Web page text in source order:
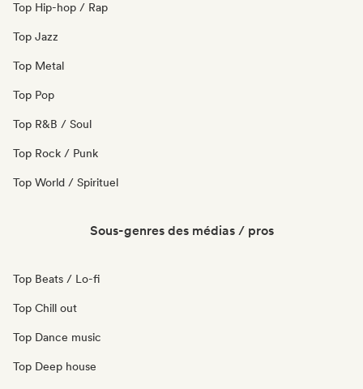
Top Hip-hop / Rap
Top Jazz
Top Metal
Top Pop
Top R&B / Soul
Top Rock / Punk
Top World / Spirituel
Sous-genres des médias / pros
Top Beats / Lo-fi
Top Chill out
Top Dance music
Top Deep house